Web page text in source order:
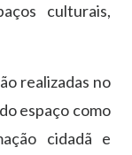
culturais,
realizadas no
espaço como
cidadã e